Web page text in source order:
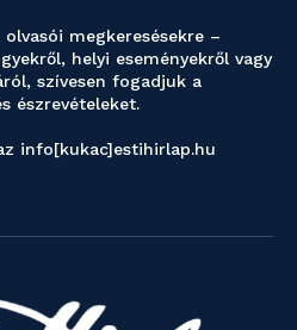
megkeresésekre –
helyi eseményekről vagy
szívesen fogadjuk a
észrevételeket.
info[kukac]estihirlap.hu